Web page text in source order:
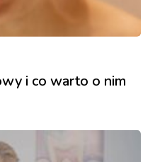
i co warto o nim